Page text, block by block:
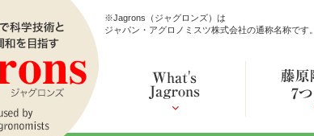
※Jagrons（ジャグロンズ）は
ジャパン・アグロノミスツ株式会社の通称名称です。